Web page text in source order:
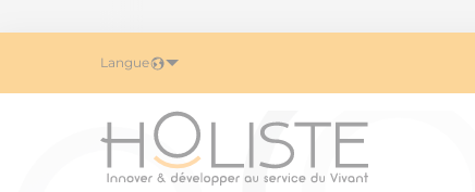
Langue